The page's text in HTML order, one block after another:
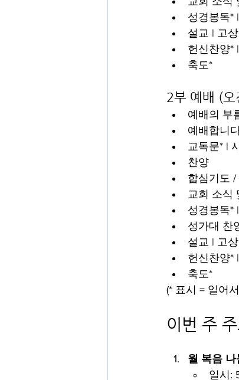
성경봉독* |
설교 | 고
헌신찬양*
축도*
2부 예배 (
예배의 부
예배합니
교독문* |
찬양
합심기도 /
교회 소식
성경봉독* |
성가대 찬
설교 | 고
헌신찬양*
축도*
(* 표시 = 일어
이번 주
월 복음 나
일시: